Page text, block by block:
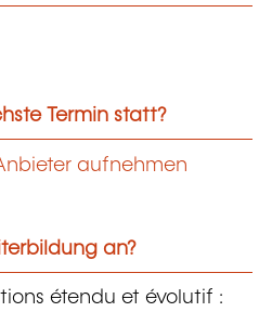
Termin statt?
aufnehmen
an?
étendu et évolutif :